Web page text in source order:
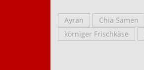
Ayran Chia Samen
körniger Frischkäse